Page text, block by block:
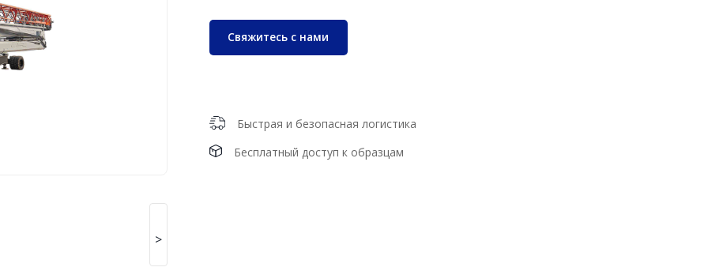
>
Свяжитесь с нами
Быстрая и безопасная логистика
Бесплатный доступ к образцам